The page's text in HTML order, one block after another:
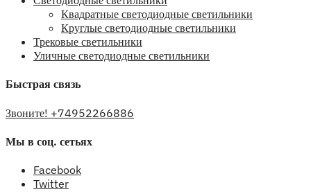
Квадратные светодиодные светильники
Круглые светодиодные светильники
Трековые светильники
Уличные светодиодные светильники
Быстрая связь
Звоните! +74952266886
Мы в соц. сетьях
Facebook
Twitter